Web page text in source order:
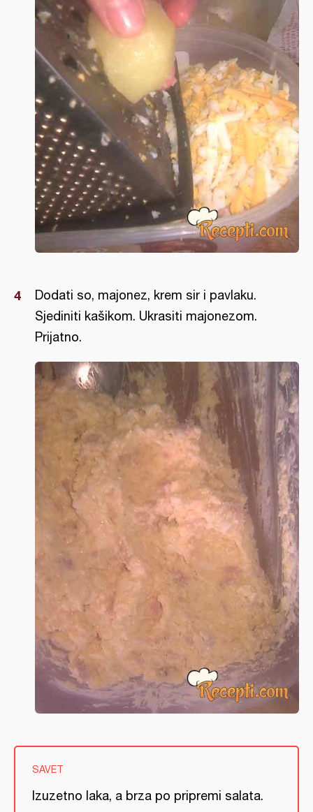
Dodati so, majonez, krem sir i pavlaku.
Sjediniti kašikom. Ukrasiti majonezom.
Prijatno.
SAVET
Izuzetno laka, a brza po pripremi salata.